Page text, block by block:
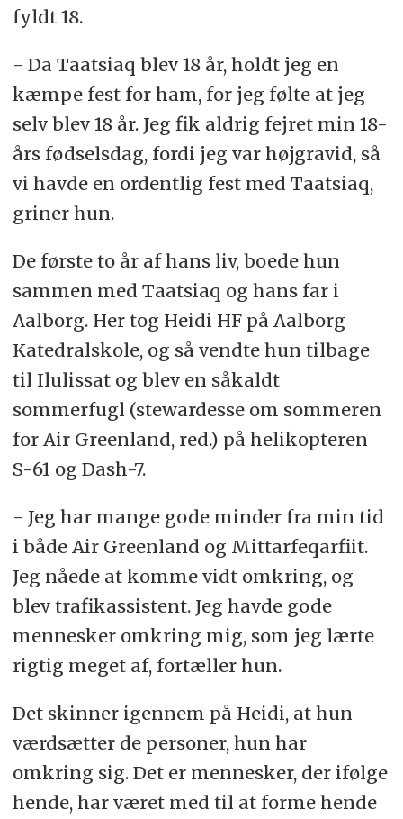
fyldt 18.
- Da Taatsiaq blev 18 år, holdt jeg en
kæmpe fest for ham, for jeg følte at jeg
selv blev 18 år. Jeg fik aldrig fejret min 18-
års fødselsdag, fordi jeg var højgravid, så
vi havde en ordentlig fest med Taatsiaq,
griner hun.
De første to år af hans liv, boede hun
sammen med Taatsiaq og hans far i
Aalborg. Her tog Heidi HF på Aalborg
Katedralskole, og så vendte hun tilbage
til Ilulissat og blev en såkaldt
sommerfugl (stewardesse om sommeren
for Air Greenland, red.) på helikopteren
S-61 og Dash-7.
- Jeg har mange gode minder fra min tid
i både Air Greenland og Mittarfeqarfiit.
Jeg nåede at komme vidt omkring, og
blev trafikassistent. Jeg havde gode
mennesker omkring mig, som jeg lærte
rigtig meget af, fortæller hun.
Det skinner igennem på Heidi, at hun
værdsætter de personer, hun har
omkring sig. Det er mennesker, der ifølge
hende, har været med til at forme hende